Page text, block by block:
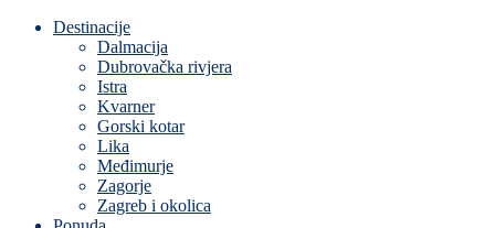
Destinacije
Dalmacija
Dubrovačka rivjera
Istra
Kvarner
Gorski kotar
Lika
Međimurje
Zagorje
Zagreb i okolica